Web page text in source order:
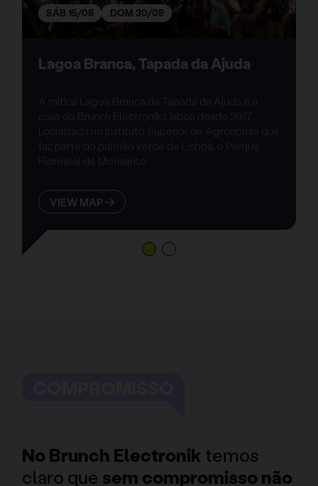
SÁB 15/08 DOM 30/08
Lagoa Branca, Tapada da Ajuda
A mítica Lagoa Branca da Tapada da Ajuda é a
casa do Brunch Electronik Lisboa desde 2017.
Localizada no Instituto Superior de Agronomia que
faz parte do pulmão verde de Lisboa, o Parque
Florestal de Monsanto.
VIEW MAP
No Brunch Electronik temos
claro que sem compromisso não